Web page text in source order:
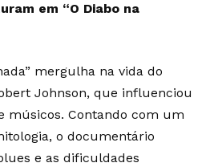
em “O Diabo na
mergulha na vida do
Johnson, que influenciou
músicos. Contando com um
o documentário
e as dificuldades